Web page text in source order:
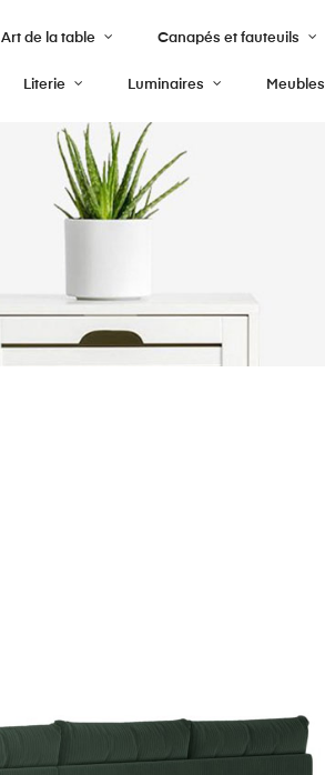
Art de la table Canapés et fauteuils
Literie Luminaires Meubles